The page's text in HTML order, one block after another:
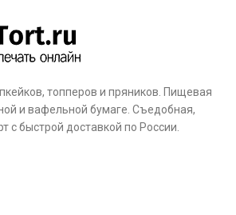
топперов и пряников. Пищевая
и вафельной бумаге. Съедобная,
с быстрой доставкой по России.